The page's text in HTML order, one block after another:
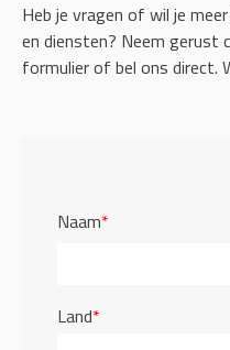
Heb je vragen of wil je
en diensten? Neem
formulier of bel ons direct.
Naam*
Land*